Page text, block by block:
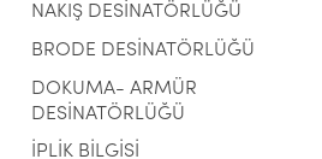
NAKIŞ DESİNATÖRLÜĞÜ
BRODE DESİNATÖRLÜĞÜ
DOKUMA- ARMÜR
DESİNATÖRLÜĞÜ
İPLİK BİLGİSİ